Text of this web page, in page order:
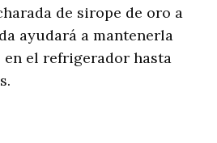
de sirope de oro a
ayudará a mantenerla
en el refrigerador hasta